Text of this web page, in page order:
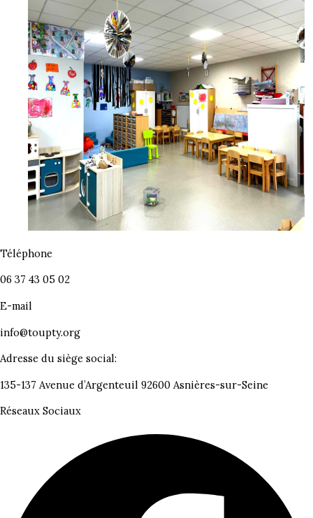
Téléphone
06 37 43 05 02
E-mail
info@toupty.org
Adresse du siège social:
135-137 Avenue d’Argenteuil 92600 Asnières-sur-Seine
Réseaux Sociaux